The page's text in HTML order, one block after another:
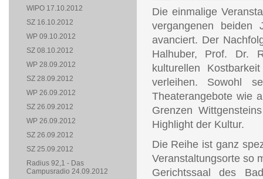
Die einmalige
vergangenen beiden
avanciert. Der
Halhuber, Prof. Dr.
kulturellen
verleihen. Sowohl
Theaterangebote wie
Grenzen
Highlight der Kultur.
Die Reihe ist ganz
Veranstaltungsorte so
Gerichtssaal des
WIPO 17.10.2012
SZ 16.10.2012
WP 09.10.2012
SZ 08.10.2012
WP 28.09.2012
SZ 28.09.2012
WP 26.09.2012
SZ 26.09.2012
WP 26.09.2012
SZ 26.09.2012
SZ 25.09.2012
Radius 92,1 - Das
Campusradio 24.09.2012